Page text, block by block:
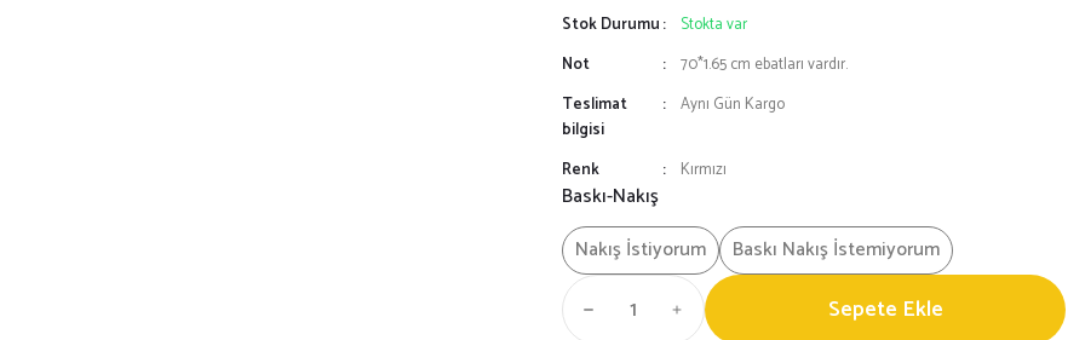
Stok Durumu
Stokta var
Not
70*1.65 cm ebatları vardır.
Teslimat
bilgisi
Aynı Gün Kargo
Renk Kırmızı
Baskı-Nakış
Nakış İstiyorum
Baskı Nakış İstemiyorum
Sepete Ekle